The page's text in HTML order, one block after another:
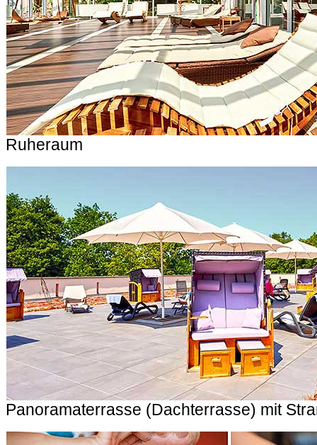
Ruheraum
Panoramaterrasse (Dachterrasse) mit